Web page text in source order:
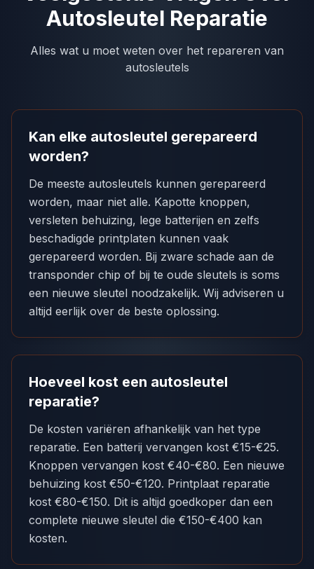
Autosleutel Reparatie
Alles wat u moet weten over het repareren van
autosleutels
Kan elke autosleutel gerepareerd
worden?
De meeste autosleutels kunnen gerepareerd
worden, maar niet alle. Kapotte knoppen,
versleten behuizing, lege batterijen en zelfs
beschadigde printplaten kunnen vaak
gerepareerd worden. Bij zware schade aan de
transponder chip of bij te oude sleutels is soms
een nieuwe sleutel noodzakelijk. Wij adviseren u
altijd eerlijk over de beste oplossing.
Hoeveel kost een autosleutel
reparatie?
De kosten variëren afhankelijk van het type
reparatie. Een batterij vervangen kost €15-€25.
Knoppen vervangen kost €40-€80. Een nieuwe
behuizing kost €50-€120. Printplaat reparatie
kost €80-€150. Dit is altijd goedkoper dan een
complete nieuwe sleutel die €150-€400 kan
kosten.